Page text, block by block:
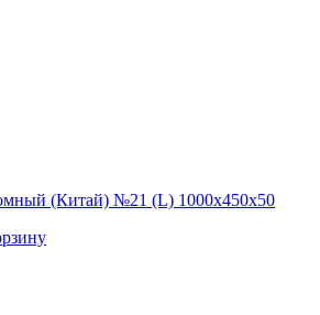
(Китай) №21 (L) 1000х450х50